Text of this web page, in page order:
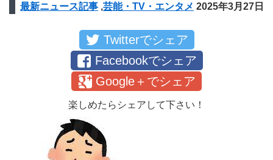
最新ニュース記事 ,芸能・TV・エンタメ 2025年3月27日
Twitterでシェア
Facebookでシェア
Google＋でシェア
楽しめたらシェアして下さい！